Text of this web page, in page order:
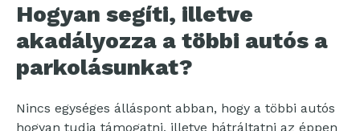
Hogyan segíti, illetve
akadályozza a többi autós a
parkolásunkat?
Nincs egységes álláspont abban, hogy a többi autós
hogyan tudja támogatni, illetve hátráltatni az éppen